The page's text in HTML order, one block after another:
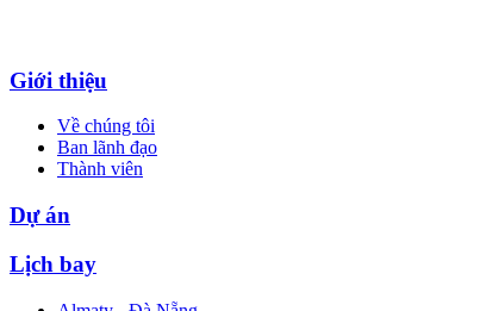
Giới thiệu
Về chúng tôi
Ban lãnh đạo
Thành viên
Dự án
Lịch bay